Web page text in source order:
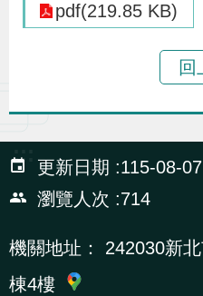
h
私
權
pdf(219.85 KB)
回
:::
更新日期
115-08-07
瀏覽人次
714
機關地址：
242030新
棟4樓